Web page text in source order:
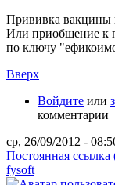
Прививка вакцины
Или приобщение к
по ключу
Вверх
Войдите или
комментарии
ср, 26/09/2012 -
Постоянная ссылка
fysoft